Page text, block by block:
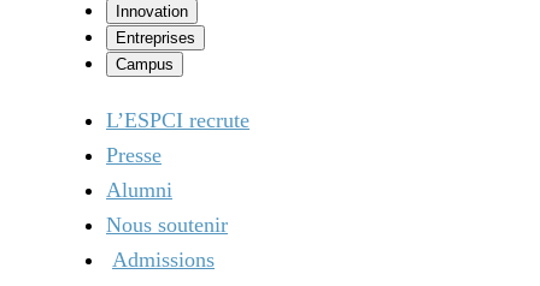
Innovation
Entreprises
Campus
L’ESPCI recrute
Presse
Alumni
Nous soutenir
Admissions